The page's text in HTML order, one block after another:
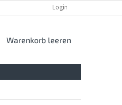
Login
WARENKORB
Warenkorb leeren